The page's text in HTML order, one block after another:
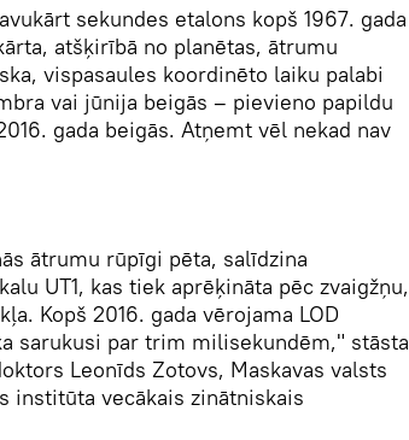
sekundes etalons kopš 1967. gada
atšķirībā no planētas, ātrumu
vispasaules koordinēto laiku palabi
vai jūnija beigās – pievieno papildu
gada beigās. Atņemt vēl nekad nav
ātrumu rūpīgi pēta, salīdzina
UT1, kas tiek aprēķināta pēc zvaigžņu,
Kopš 2016. gada vērojama LOD
sarukusi par trim milisekundēm," stāsta
Leonīds Zotovs, Maskavas valsts
institūta vecākais zinātniskais